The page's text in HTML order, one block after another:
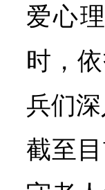
爱心
时，
兵们
截至